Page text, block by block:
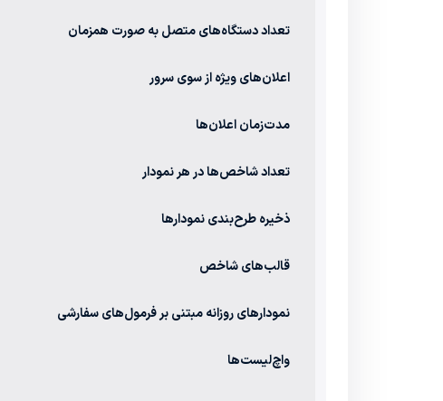
تعداد دستگاه‌‌های متصل به‌ صورت همزمان
اعلان‌های ویژه از سوی سرور
مدت‌زمان اعلان‌ها
تعداد شاخص‌ها در هر نمودار
ذخیره طرح‌بندی نمودارها
قالب‌های شاخص
نمودارهای روزانه مبتنی بر فرمول‌های سفارشی
واچ‌لیست‌ها